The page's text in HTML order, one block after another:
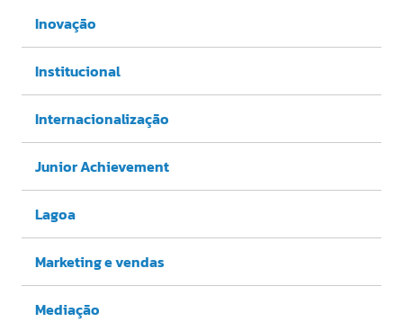
Inovação
Institucional
Internacionalização
Junior Achievement
Lagoa
Marketing e vendas
Mediação